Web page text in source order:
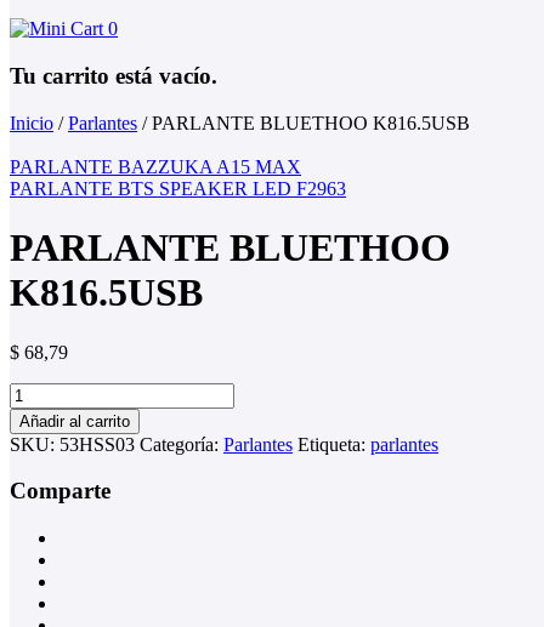
0
Tu carrito está vacío.
Inicio / Parlantes /PARLANTE BLUETHOO K816.5USB
PARLANTE BAZZUKA A15 MAX
PARLANTE BTS SPEAKER LED F2963
PARLANTE BLUETHOO
K816.5USB
$ 68,79
PARLANTE
BLUETHOO
K816.5USB
cantidad
Añadir al carrito
SKU: 53HSS03 Categoría: Parlantes Etiqueta: parlantes
Comparte